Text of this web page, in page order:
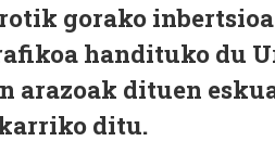
gorako
handituko du
arazoak dituen
ditu.